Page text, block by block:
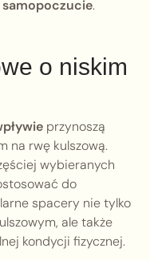
samopoczucie.
o niskim
przynoszą
na rwę kulszową.
wybieranych
do
spacery nie tylko
ale także
kondycji fizycznej.